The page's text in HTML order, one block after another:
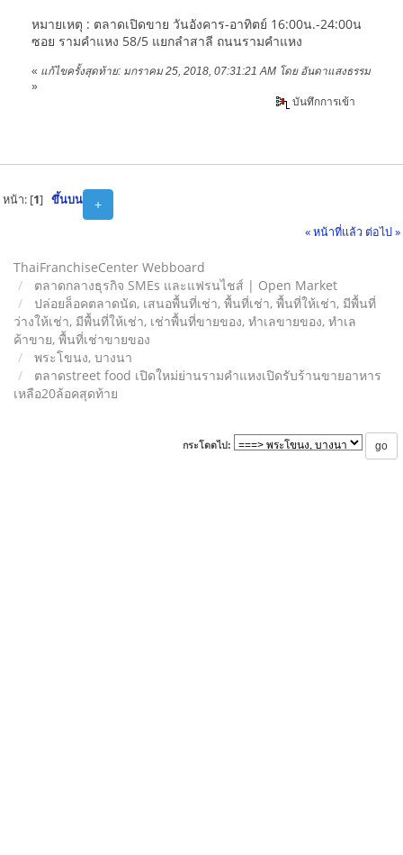
หมายเหตุ : ตลาดเปิดขาย วันอังคาร-อาทิตย์ 16:00น.-24:00น
ซอย รามคำแหง 58/5 แยกลำสาลี ถนนรามคำแหง
« แก้ไขครั้งสุดท้าย: มกราคม 25, 2018, 07:31:21 AM โดย อันดาแสงธรรม
»
บันทึกการเข้า
+
หน้า: [1] ขึ้นบน
« หน้าที่แล้ว ต่อไป »
ThaiFranchiseCenter Webboard
ตลาดกลางธุรกิจ SMEs และแฟรนไชส์ | Open Market
ปล่อยล็อคตลาดนัด, เสนอพื้นที่เช่า, พื้นที่เช่า, พื้นที่ให้เช่า, มีพื้นที่
ว่างให้เช่า, มีพื้นที่ให้เช่า, เช่าพื้นที่ขายของ, ทําเลขายของ, ทำเล
ค้าขาย, พื้นที่เช่าขายของ
พระโขนง, บางนา
ตลาดstreet food เปิดใหม่ย่านรามคำแหงเปิดรับร้านขายอาหาร
เหลือ20ล้อคสุดท้าย
กระโดดไป: